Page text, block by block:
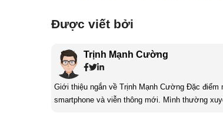
Được viết bởi
Trịnh Mạnh Cường
Giới thiệu ngắn về Trịnh Mạnh Cường Đặc điểm nổi bật Công nghệ là một điều thú vị, mình luôn dành sự chú ý cho các sản phẩm
smartphone và viễn thông mới. Mình thường